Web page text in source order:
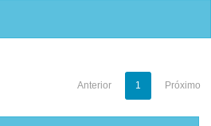
Anterior 1 Próximo